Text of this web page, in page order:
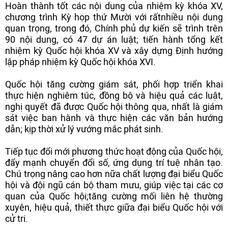
Hoàn thành tốt các nội dung của nhiệm kỳ khóa XV,
chương trình Kỳ họp thứ Mười với rấtnhiều nội dung
quan trọng, trong đó, Chính phủ dự kiến sẽ trình trên
90 nội dung, có 47 dự án luật; tiến hành tổng kết
nhiệm kỳ Quốc hội khóa XV và xây dựng Định hướng
lập pháp nhiệm kỳ Quốc hội khóa XVI.
Quốc hội tăng cường giám sát, phối hợp triển khai
thực hiện nghiêm túc, đồng bộ và hiệu quả các luật,
nghị quyết đã được Quốc hội thông qua, nhất là giám
sát việc ban hành và thực hiện các văn bản hướng
dẫn; kịp thời xử lý vướng mắc phát sinh.
Tiếp tục đổi mới phương thức hoạt động của Quốc hội,
đẩy mạnh chuyển đổi số, ứng dụng trí tuệ nhân tạo.
Chú trọng nâng cao hơn nữa chất lượng đại biểu Quốc
hội và đội ngũ cán bộ tham mưu, giúp việc tại các cơ
quan của Quốc hội;tăng cường mối liên hệ thường
xuyên, hiệu quả, thiết thực giữa đại biểu Quốc hội với
cử tri.